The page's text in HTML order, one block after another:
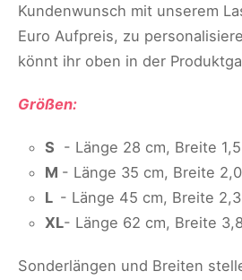
Kundenwunsch mit unserem
Euro Aufpreis, zu
könnt ihr oben in der
Größen:
S - Länge 28 cm, Breite
M - Länge 35 cm, Breite
L - Länge 45 cm, Breite
XL- Länge 62 cm, Breite
Sonderlängen und Breiten